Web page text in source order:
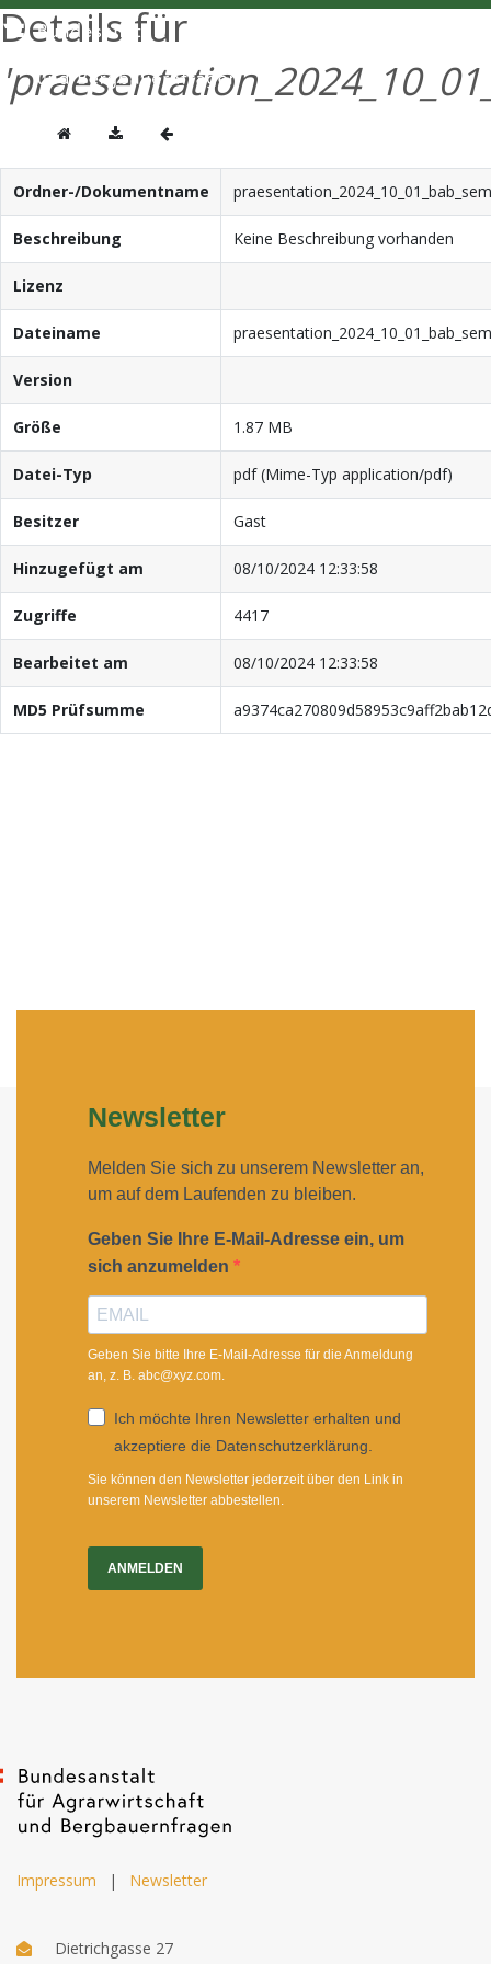
Details für
Ordner-/Dokumentname
Beschreibung Keine Beschreibung vorhanden
Lizenz
Dateiname
Version
Größe 1.87 MB
Datei-Typ pdf (Mime-Typ application/pdf)
Besitzer Gast
Hinzugefügt am 08/10/2024 12:33:58
Zugriffe 4417
Bearbeitet am 08/10/2024 12:33:58
MD5 Prüfsumme
Newsletter
Melden Sie sich zu unserem Newsletter an,
um auf dem Laufenden zu bleiben.
Geben Sie Ihre E-Mail-Adresse ein, um
sich anzumelden
Geben Sie bitte Ihre E-Mail-Adresse für die Anmeldung
an, z. B. abc@xyz.com.
Ich möchte Ihren Newsletter erhalten und
akzeptiere die Datenschutzerklärung.
Sie können den Newsletter jederzeit über den Link in
unserem Newsletter abbestellen.
ANMELDEN
Impressum | Newsletter
Dietrichgasse 27